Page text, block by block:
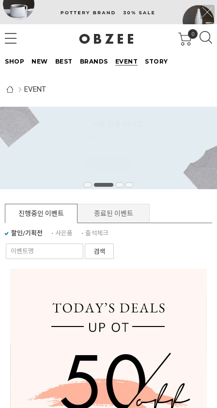
0
SHOP NEW BEST BRANDS EVENT STORY
EVENT
진행중인 이벤트 종료된 이벤트
할인/기획전 사은품 출석체크
검색